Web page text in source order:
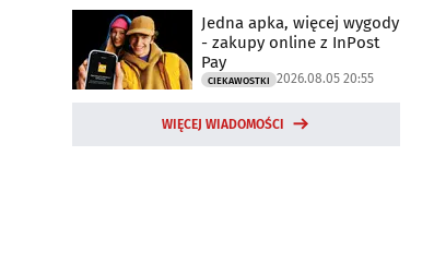
Jedna apka, więcej wygody
- zakupy online z InPost
Pay
CIEKAWOSTKI 2026.08.05 20:55
WIĘCEJ WIADOMOŚCI